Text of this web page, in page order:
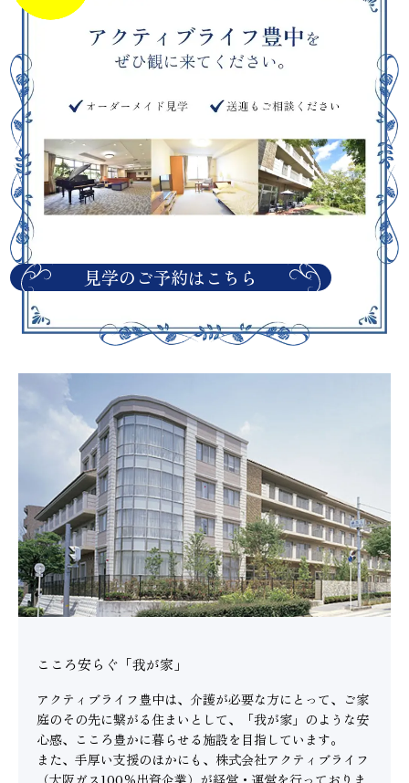
見学のご予約はこちら
こころ安らぐ「我が家」
アクティブライフ豊中は、介護が必要な方にとって、ご家
庭のその先に繋がる住まいとして、「我が家」のような安
心感、こころ豊かに暮らせる施設を目指しています。
また、手厚い支援のほかにも、株式会社アクティブライフ